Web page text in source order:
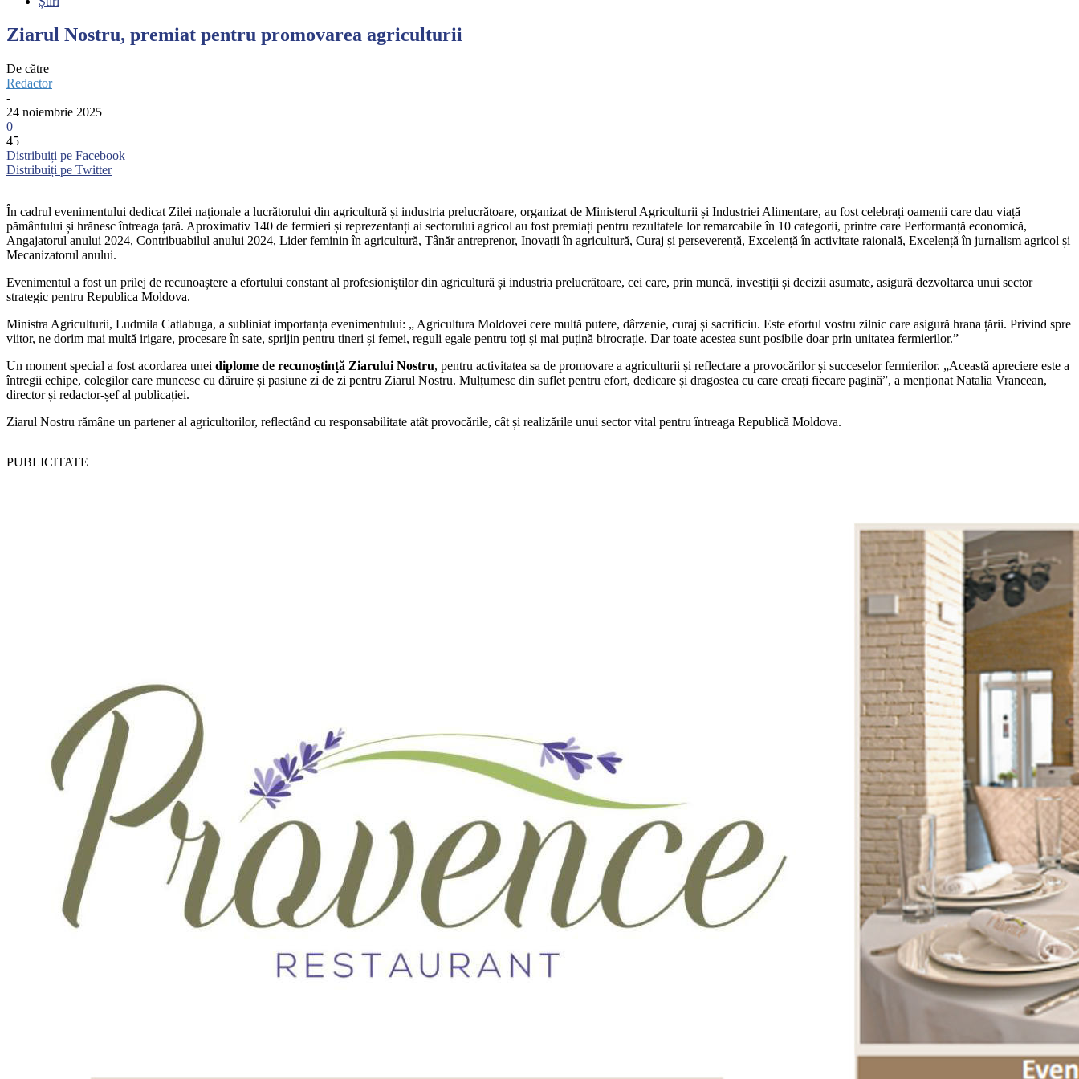
Ziarul Nostru, premiat pentru promovarea agriculturii
De către
Redactor
-
24 noiembrie 2025
0
45
Distribuiți pe Facebook
Distribuiți pe Twitter
În cadrul evenimentului dedicat Zilei naționale a lucrătorului din agricultură și industria prelucrătoare, organizat de Ministerul Agriculturii și Industriei Alimentare, au fost celebrați oamenii care dau viață
pământului și hrănesc întreaga țară. Aproximativ 140 de fermieri și reprezentanți ai sectorului agricol au fost premiați pentru rezultatele lor remarcabile în 10 categorii, printre care Performanță economică,
Angajatorul anului 2024, Contribuabilul anului 2024, Lider feminin în agricultură, Tânăr antreprenor, Inovații în agricultură, Curaj și perseverență, Excelență în activitate raională, Excelență în jurnalism agricol și
Mecanizatorul anului.
Evenimentul a fost un prilej de recunoaștere a efortului constant al profesioniștilor din agricultură și industria prelucrătoare, cei care, prin muncă, investiții și decizii asumate, asigură dezvoltarea unui sector
strategic pentru Republica Moldova.
Ministra Agriculturii, Ludmila Catlabuga, a subliniat importanța evenimentului: „ Agricultura Moldovei cere multă putere, dârzenie, curaj și sacrificiu. Este efortul vostru zilnic care asigură hrana țării. Privind spre
viitor, ne dorim mai multă irigare, procesare în sate, sprijin pentru tineri și femei, reguli egale pentru toți și mai puțină birocrație. Dar toate acestea sunt posibile doar prin unitatea fermierilor.”
Un moment special a fost acordarea unei diplome de recunoștință Ziarului Nostru, pentru activitatea sa de promovare a agriculturii și reflectare a provocărilor și succeselor fermierilor. „Această apreciere este a
întregii echipe, colegilor care muncesc cu dăruire și pasiune zi de zi pentru Ziarul Nostru. Mulțumesc din suflet pentru efort, dedicare și dragostea cu care creați fiecare pagină”, a menționat Natalia Vrancean,
director și redactor-șef al publicației.
Ziarul Nostru rămâne un partener al agricultorilor, reflectând cu responsabilitate atât provocările, cât și realizările unui sector vital pentru întreaga Republică Moldova.
PUBLICITATE